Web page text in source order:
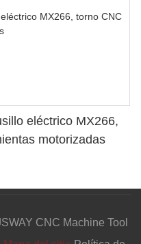
eléctrico MX266,
motorizadas
CNC Machine Tool